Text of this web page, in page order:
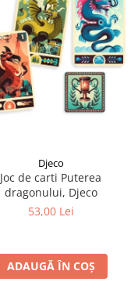
Djeco
Joc de carti Puterea
dragonului, Djeco
53,00 Lei
ADAUGĂ ÎN COȘ